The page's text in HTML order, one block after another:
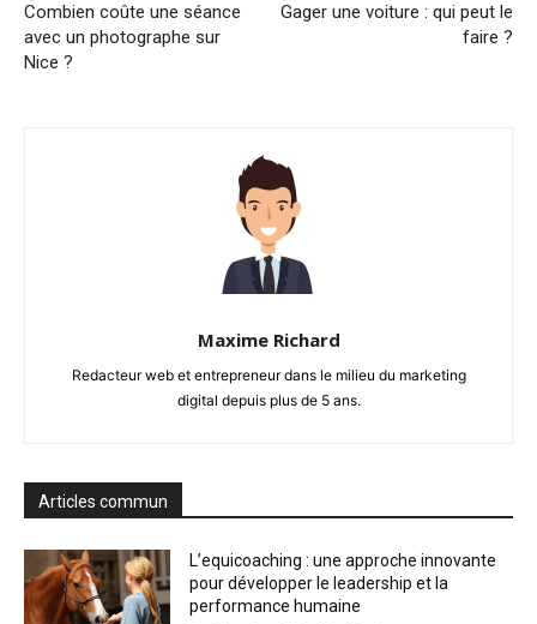
Combien coûte une séance
avec un photographe sur
Nice ?
Gager une voiture : qui peut le
faire ?
Maxime Richard
Redacteur web et entrepreneur dans le milieu du marketing
digital depuis plus de 5 ans.
Articles commun
L’equicoaching : une approche innovante
pour développer le leadership et la
performance humaine